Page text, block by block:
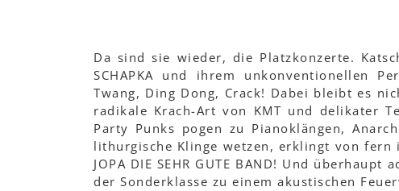
Da sind sie wieder, die Platzkonzerte.
SCHAPKA und ihrem unkonventionellen
Twang, Ding Dong, Crack! Dabei bleibt es
radikale Krach-Art von KMT und delikater
Party Punks pogen zu Pianoklängen,
lithurgische Klinge wetzen, erklingt von fern
JOPA DIE SEHR GUTE BAND! Und
der Sonderklasse zu einem akustischen